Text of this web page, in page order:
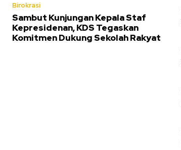
Birokrasi
Sambut Kunjungan Kepala Staf
Kepresidenan, KDS Tegaskan
Komitmen Dukung Sekolah Rakyat